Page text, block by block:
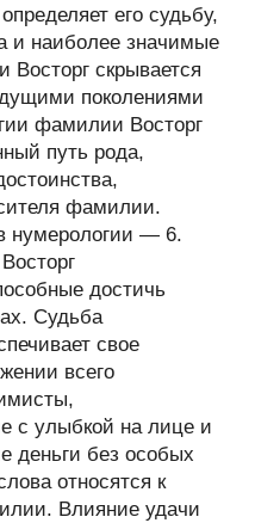
его судьбу,
и наиболее значимые
скрывается
поколениями
фамилии Восторг
путь рода,
фамилии.
нумерологии — 6.
достичь
Судьба
свое
всего
с улыбкой на лице и
деньги без особых
относятся к
Влияние удачи